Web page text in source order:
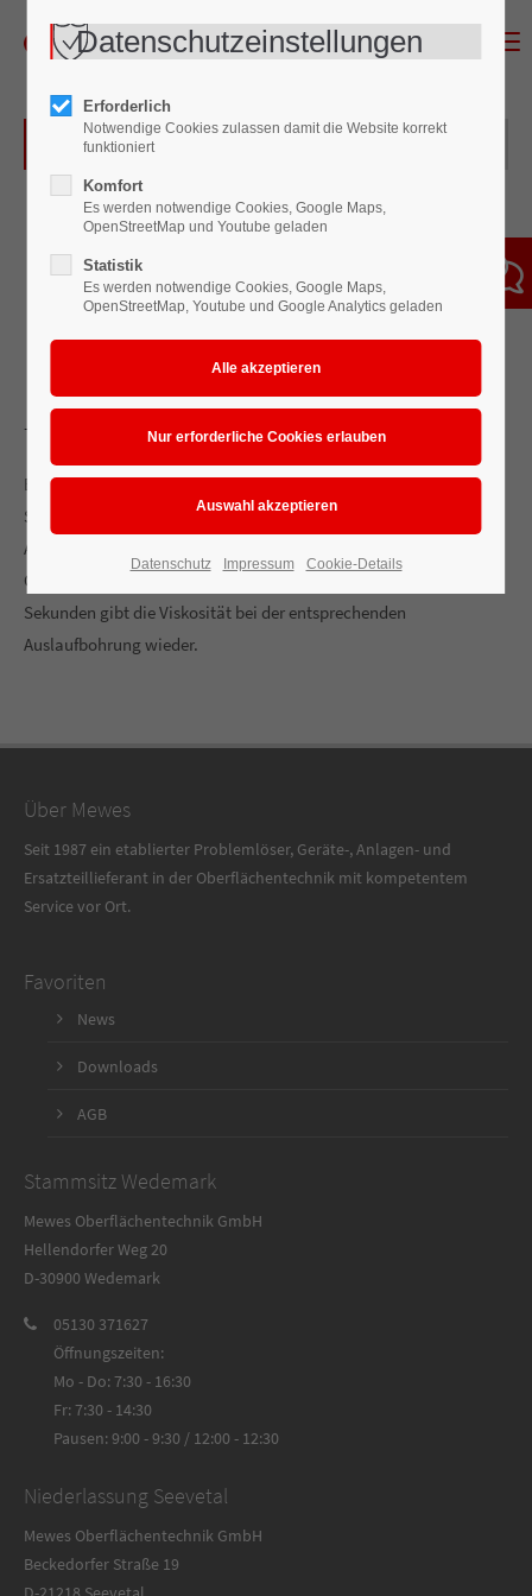
Überblick der Tauchauslaufbecher
Tauchauslaufbecher
EinTauchauslaufbecherdient zur Feststellung der
Spritzviskosität. Becherinhalt 100 ccm mit verschiedenen
Auslaufbohrungen. Die gängigsten Größen sind 4 und 6 mm.
Gemessen wir die Auslaufzeit eines gefüllten Bechers. Die Zeit in
Sekunden gibt die Viskosität bei der entsprechenden
Auslaufbohrung wieder.
Über Mewes
Seit 1987 ein etablierter Problemlöser, Geräte-, Anlagen- und
Ersatzteillieferant in der Oberflächentechnik mit kompetentem
Service vor Ort.
Favoriten
News
Downloads
AGB
Stammsitz Wedemark
Mewes Oberflächentechnik GmbH
Hellendorfer Weg 20
D-30900 Wedemark
05130 371627
Öffnungszeiten:
Mo - Do: 7:30 - 16:30
Fr: 7:30 - 14:30
Pausen: 9:00 - 9:30 / 12:00 - 12:30
Niederlassung Seevetal
Mewes Oberflächentechnik GmbH
Beckedorfer Straße 19
Datenschutzeinstellungen
Erforderlich
Notwendige Cookies zulassen damit die Website korrekt
funktioniert
Komfort
Es werden notwendige Cookies, Google Maps,
OpenStreetMap und Youtube geladen
Statistik
Es werden notwendige Cookies, Google Maps,
OpenStreetMap, Youtube und Google Analytics geladen
Datenschutz Impressum Cookie-Details